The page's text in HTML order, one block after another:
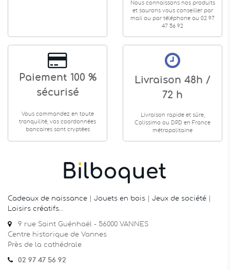
Nous connaissons nos produits
et saurons vous conseiller par
mail ou par téléphone au 02 97
47 56 92
Paiement 100 %
sécurisé
Vous commandez en toute
tranquilité, vos coordonnées
bancaires sont cryptées
Livraison 48h /
72 h
Livraison rapide et sûre,
Colissimo ou DPD en France
métropolitaine
Cadeaux de naissance Jouets en bois Jeux de société
Loisirs créatifs
9 rue Saint Guénhaël - 56000 VANNES
Centre historique de Vannes
Près de la cathédrale
02 97 47 56 92